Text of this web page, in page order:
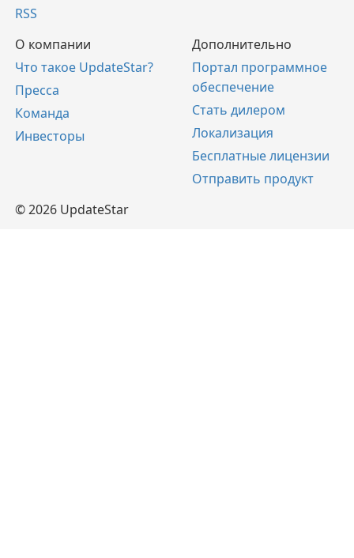
RSS
О компании
Что такое UpdateStar?
Пресса
Команда
Инвесторы
Дополнительно
Портал программное
обеспечение
Стать дилером
Локализация
Бесплатные лицензии
Отправить продукт
© 2026 UpdateStar